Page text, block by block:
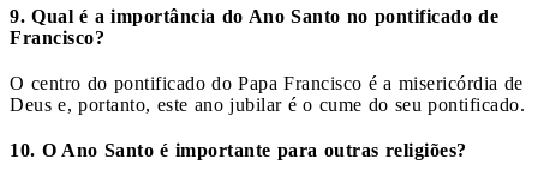
9. Qual é a importância do Ano Santo no pontificado de
Francisco?
O centro do pontificado do Papa Francisco é a misericórdia de
Deus e, portanto, este ano jubilar é o cume do seu pontificado.
10. O Ano Santo é importante para outras religiões?